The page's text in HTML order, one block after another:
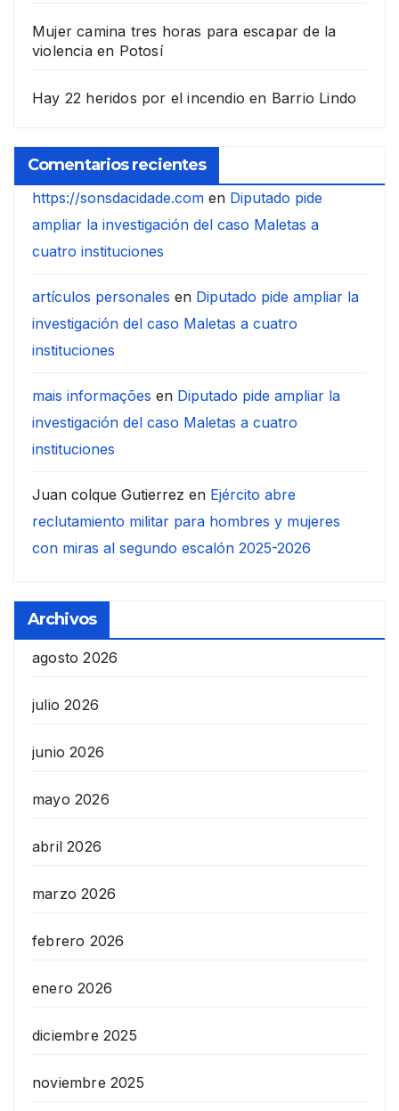
Mujer camina tres horas para escapar de la
violencia en Potosí
Hay 22 heridos por el incendio en Barrio Lindo
Comentarios recientes
https://sonsdacidade.com en Diputado pide
ampliar la investigación del caso Maletas a
cuatro instituciones
artículos personales en Diputado pide ampliar la
investigación del caso Maletas a cuatro
instituciones
mais informações en Diputado pide ampliar la
investigación del caso Maletas a cuatro
instituciones
Juan colque Gutierrez en Ejército abre
reclutamiento militar para hombres y mujeres
con miras al segundo escalón 2025-2026
Archivos
agosto 2026
julio 2026
junio 2026
mayo 2026
abril 2026
marzo 2026
febrero 2026
enero 2026
diciembre 2025
noviembre 2025